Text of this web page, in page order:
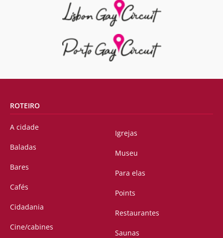
ROTEIRO
A cidade
Baladas
Bares
Cafés
Cidadania
Cine/cabines
Igrejas
Museu
Para elas
Points
Restaurantes
Saunas